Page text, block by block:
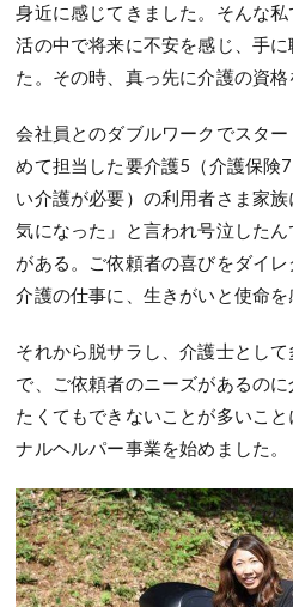
身近に感じてきました。そんな
活の中で将来に不安を感じ、手
た。その時、真っ先に介護の資格
会社員とのダブルワークでスタ
めて担当した要介護5（介護保険
い介護が必要）の利用者さま家
気になった」と言われ号泣した
がある。ご依頼者の喜びをダイ
介護の仕事に、生きがいと使命を
それから脱サラし、介護士とし
で、ご依頼者のニーズがあるの
たくてもできないことが多いこ
ナルヘルパー事業を始めました。